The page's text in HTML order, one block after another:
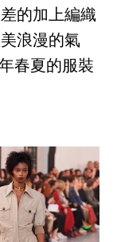
的加上編織
浪漫的氣
春夏的服裝